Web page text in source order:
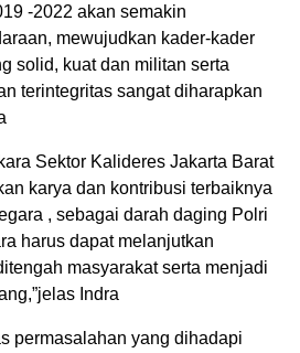
-2022 akan semakin
mewujudkan kader-kader
solid, kuat dan militan serta
terintegritas sangat diharapkan
Sektor Kalideres Jakarta Barat
karya dan kontribusi terbaiknya
, sebagai darah daging Polri
harus dapat melanjutkan
masyarakat serta menjadi
Indra
permasalahan yang dihadapi